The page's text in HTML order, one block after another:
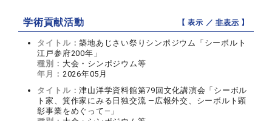
学術貢献活動 【 表示 ／非表示 】
タイトル：築地あじさい祭りシンポジウム「シーボルト
江戸参府200年」
種別： 大会・シンポジウム等
年月： 2026年05月
タイトル：津山洋学資料館第79回文化講演会「シーボル
ト家、箕作家にみる日独交流 ―広報外交、シーボルト顕
彰事業をめぐって―」